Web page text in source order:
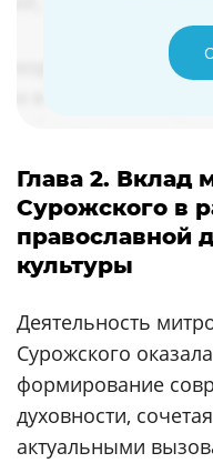
Глава 2. Вклад
Сурожского в
православной
культуры
Деятельность
Сурожского
формирование
духовности,
актуальными